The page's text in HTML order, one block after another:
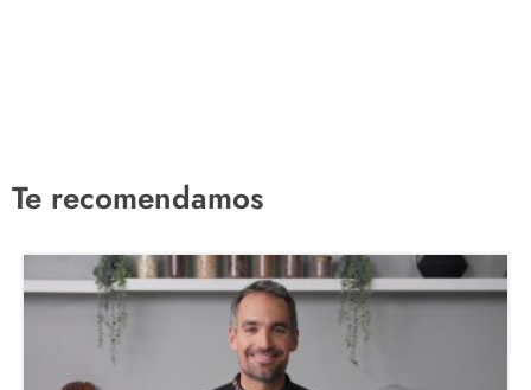
Te recomendamos